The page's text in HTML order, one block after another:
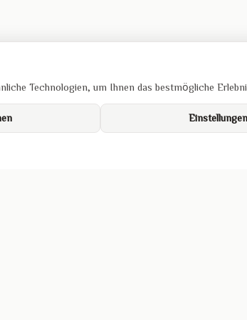
Technologien, um Ihnen das bestmögliche
Einstellungen